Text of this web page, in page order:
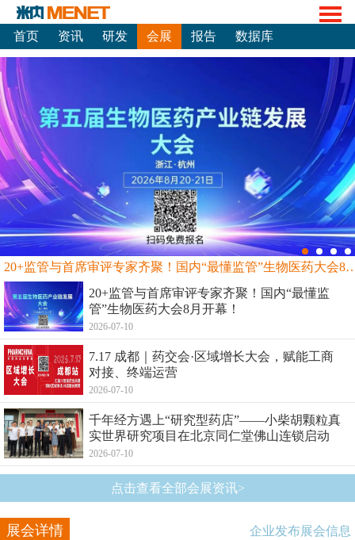
首页 资讯 研发 会展 报告 数据库
20+监管与首席审评专家齐聚！国内“最
20+监管与首席审评专家齐聚！国内“最懂监
管”生物医药大会8月开幕！
2026-07-10
7.17 成都｜药交会·区域增长大会，赋能工商
对接、终端运营
2026-07-10
千年经方遇上“研究型药店”——小柴胡颗粒真
实世界研究项目在北京同仁堂佛山连锁启动
2026-07-10
点击查看全部会展资讯>
展会详情 企业发布展会信息